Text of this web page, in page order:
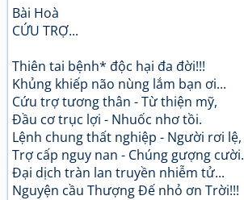
Bài Hoà
CỨU TRỢ...
Thiên tai bệnh* độc hại đa đời!!!
Khủng khiếp não nùng lắm bạn ơi...
Cứu trợ tương thân - Từ thiện mỹ,
Đầu cơ trục lợi - Nhuốc nhơ tồi.
Lệnh chung thất nghiệp - Người rơi lệ,
Trợ cấp nguy nan - Chúng gượng cười.
Đại dịch tràn lan truyền nhiễm tử...
Nguyện cầu Thượng Đế nhỏ ơn Trời!!!